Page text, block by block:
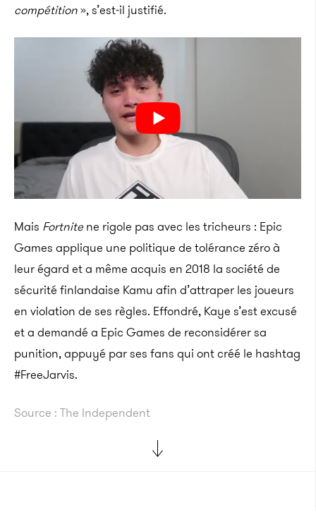
compétition», s’est-il justifié.
Mais Fortnitene rigole pas avec les tricheurs : Epic
Games applique une politique de tolérance zéro à
leur égard et a même acquis en 2018 la société de
sécurité finlandaise Kamu afin d’attraper les joueurs
en violation de ses règles. Effondré, Kaye s’est excusé
et a demandé a Epic Games de reconsidérer sa
punition, appuyé par ses fans qui ont créé le hashtag
#FreeJarvis.
Source : The Independent